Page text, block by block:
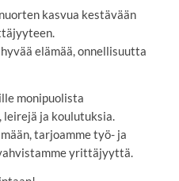
kasvua kestävään
elämää, onnellisuutta
monipuolista
ja koulutuksia.
tarjoamme työ- ja
yrittäjyyttä.